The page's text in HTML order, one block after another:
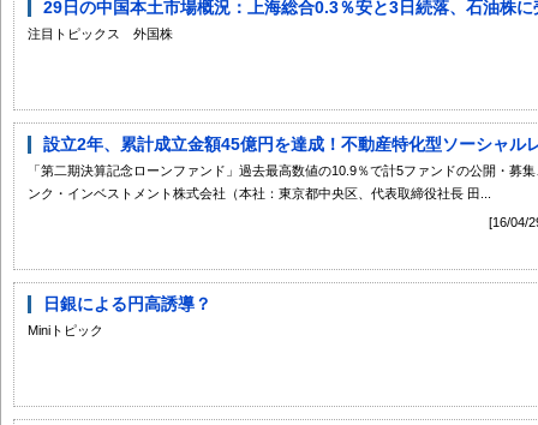
29日の中国本土市場概況：上海総合0.3％安と3日続落、石油株に
注目トピックス 外国株
設立2年、累計成立金額45億円を達成！不動産特化型ソーシャル
「第二期決算記念ローンファンド」過去最高数値の10.9％で計5ファンドの公開・募
ンク・インベストメント株式会社（本社：東京都中央区、代表取締役社長 田...
[16/04/
日銀による円高誘導？
Miniトピック